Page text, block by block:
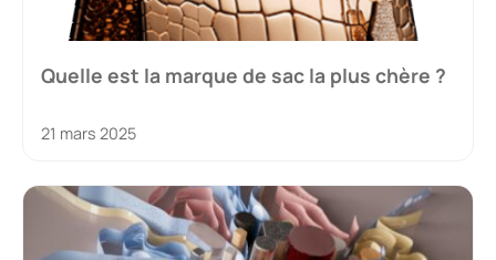
Quelle est la marque de sac la plus chère ?
21 mars 2025